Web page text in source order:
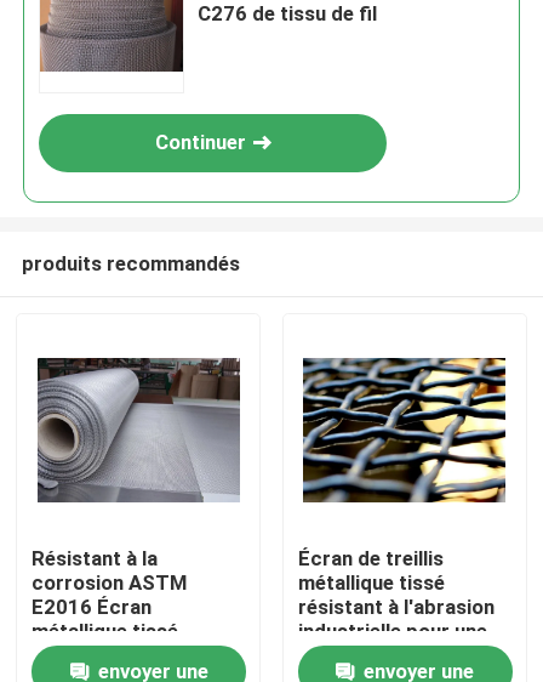
Produits
Le spectacle VR
C276 de tissu de fil
Continuer
produits recommandés
Résistant à la
corrosion ASTM
E2016 Écran
métallique tissé
standard résistant aux
envoyer une
Écran de treillis
métallique tissé
résistant à l'abrasion
industrielle pour une
résistance à la
envoyer une